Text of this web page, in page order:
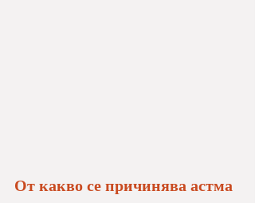
От какво се причинява астма